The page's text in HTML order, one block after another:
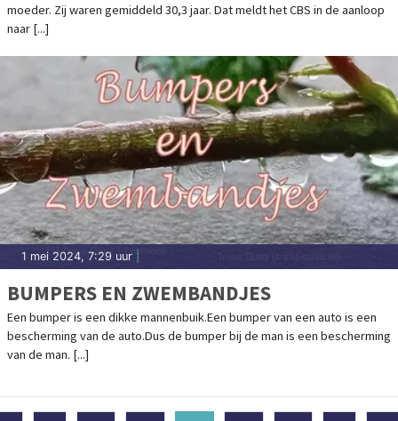
moeder. Zij waren gemiddeld 30,3 jaar. Dat meldt het CBS in de aanloop
naar [...]
1 mei 2024, 7:29 uur
BUMPERS EN ZWEMBANDJES
Een bumper is een dikke mannenbuik.Een bumper van een auto is een
bescherming van de auto.Dus de bumper bij de man is een bescherming
van de man. [...]